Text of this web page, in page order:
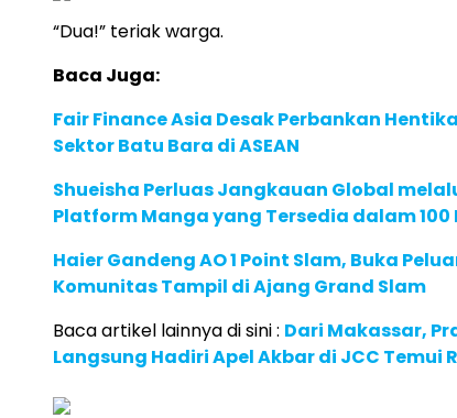
“Dua!” teriak warga.
Baca Juga:
Fair Finance Asia Desak Perbankan
Sektor Batu Bara di ASEAN
Shueisha Perluas Jangkauan Global
Platform Manga yang Tersedia dalam 100
Haier Gandeng AO 1 Point Slam, Buka
Komunitas Tampil di Ajang Grand Slam
Baca artikel lainnya di sini : Dari Makassar,
Langsung Hadiri Apel Akbar di JCC Temui